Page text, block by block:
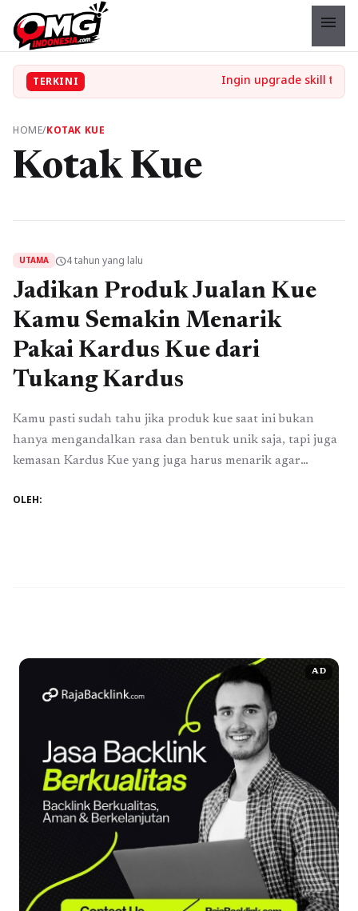
menu
TERKINI
HOME/KOTAK KUE
Kotak Kue
UTAMA schedule4 tahun yang lalu
Jadikan Produk Jualan Kue
Kamu Semakin Menarik
Pakai Kardus Kue dari
Tukang Kardus
Kamu pasti sudah tahu jika produk kue saat ini bukan
hanya mengandalkan rasa dan bentuk unik saja, tapi juga
kemasan Kardus Kue yang juga harus menarik agar
semakin dikenal banyak orang. Nah, buat kamu yang ingin
OLEH:
AD